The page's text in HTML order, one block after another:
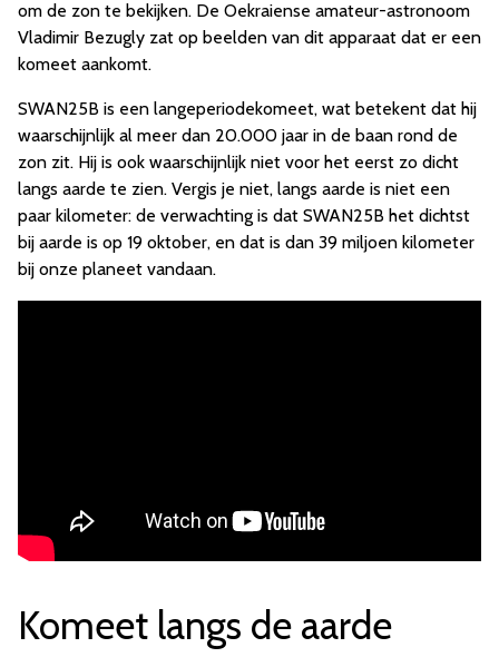
om de zon te bekijken. De Oekraiense amateur-astronoom
Vladimir Bezugly zat op beelden van dit apparaat dat er een
komeet aankomt.
SWAN25B is een langeperiodekomeet, wat betekent dat hij
waarschijnlijk al meer dan 20.000 jaar in de baan rond de
zon zit. Hij is ook waarschijnlijk niet voor het eerst zo dicht
langs aarde te zien. Vergis je niet, langs aarde is niet een
paar kilometer: de verwachting is dat SWAN25B het dichtst
bij aarde is op 19 oktober, en dat is dan 39 miljoen kilometer
bij onze planeet vandaan.
Komeet langs de aarde